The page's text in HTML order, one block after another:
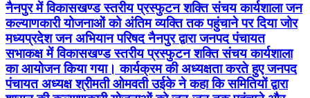
नैनपुर में विकासखण्ड स्तरीय प्रस्फुटन शक्ति संचय कार्यशाला जन
कल्याणकारी योजनाओं को अंतिम व्यक्ति तक पहुंचाने पर दिया जोर
मध्यप्रदेश जन अभियान परिषद नैनपुर द्वारा जनपद पंचायत
सभाकक्ष में विकासखण्ड स्तरीय प्रस्फुटन शक्ति संचय कार्यशाला
का आयोजन किया गया। कार्यक्रम की अध्यक्षता करते हुए जनपद
पंचायत अध्यक्ष श्रीमती ओमवती उईके ने कहा कि समितियों द्वारा